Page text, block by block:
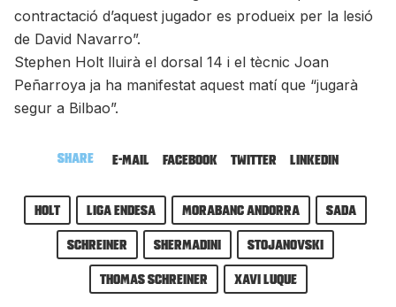
contractació d’aquest jugador es produeix per la lesió
de David Navarro”.
Stephen Holt lluirà el dorsal 14 i el tècnic Joan
Peñarroya ja ha manifestat aquest matí que “jugarà
segur a Bilbao”.
Share E-mail Facebook Twitter LinkedIn
holt Liga Endesa MoraBanc Andorra
sada
schreiner
Shermadini
stojanovski
thomas schreiner
Xavi Luque